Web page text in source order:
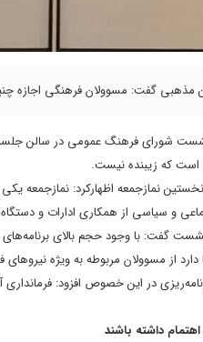
مذهبی گفت: مسوولان فرهنگی اجازه
شورای فرهنگ عمومی در سالن
که زیبنده نیست.
نمازجمعه اظهارکرد: نمازجمعه
و سیاسی از همکاری ادارات و
گفت: با وجود حجم بالای
از مسوولان مربوطه به ویژه نیروهای
در این خصوص افزود:
داشته باشند